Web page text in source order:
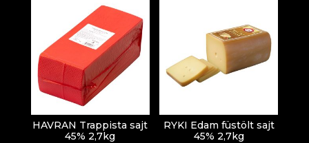
HAVRAN Trappista sajt
45% 2,7kg
RYKI Edam füstölt sajt
45% 2,7kg